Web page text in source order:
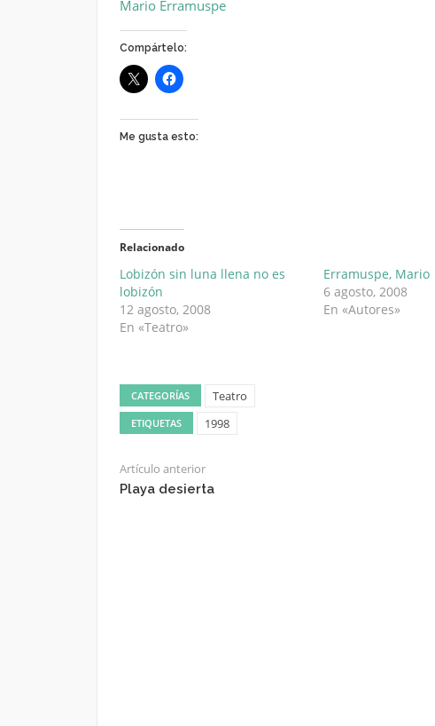
Mario Erramuspe
Compártelo:
Me gusta esto:
Relacionado
Lobizón sin luna llena no es
lobizón
12 agosto, 2008
En «Teatro»
Erramuspe, Mario
6 agosto, 2008
En «Autores»
CATEGORÍAS Teatro
ETIQUETAS 1998
Artículo anterior
Playa desierta